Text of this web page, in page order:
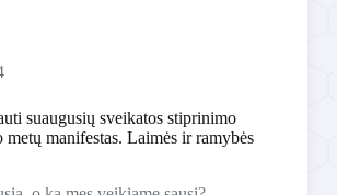
suaugusių sveikatos stiprinimo
manifestas. Laimės ir ramybės